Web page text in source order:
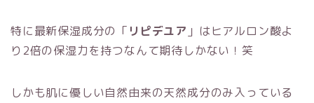
特に最新保湿成分の「 リピデユア 」はヒアルロン酸よ
り2倍の保湿力を持つなんて期待しかない！笑
しかも肌に優しい自然由来の天然成分のみ入っている